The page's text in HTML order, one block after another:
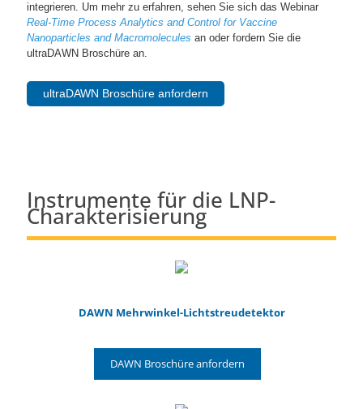
integrieren. Um mehr zu erfahren, sehen Sie sich das Webinar
Real-Time Process Analytics and Control for Vaccine
Nanoparticles and Macromolecules an oder fordern Sie die
ultraDAWN Broschüre an.
ultraDAWN Broschüre anfordern
Instrumente für die LNP-
Charakterisierung
DAWN Mehrwinkel-Lichtstreudetektor
DAWN Broschüre anfordern